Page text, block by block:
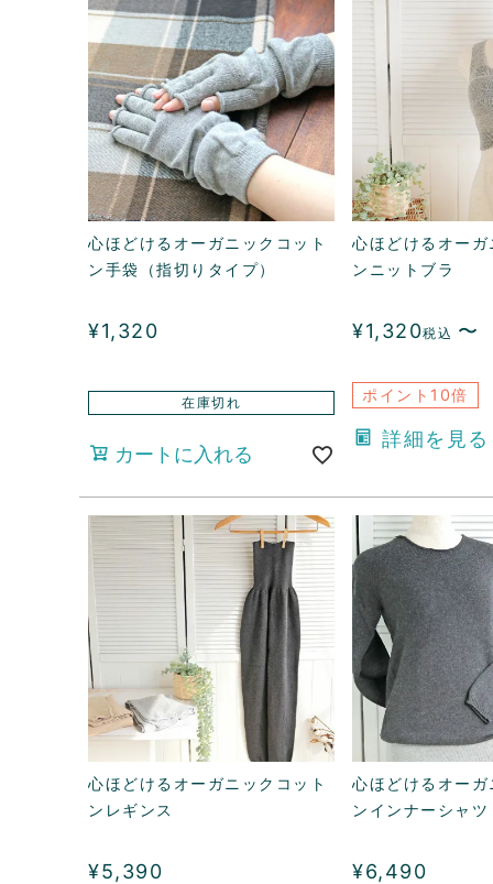
心ほどけるオーガニックコット
ン手袋（指切りタイプ）
¥1,320
在庫切れ
カートに入れる
心ほどけるオー
ンニットブラ
¥1,320税込 〜
ポイント10倍
詳細を見る
心ほどけるオーガニックコット
ンレギンス
¥5,390
心ほどけるオー
ンインナーシャツ
¥6,490